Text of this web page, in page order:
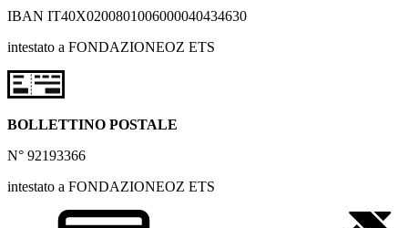
IBAN IT40X0200801006000040434630
intestato a FONDAZIONEOZ ETS
BOLLETTINO POSTALE
N° 92193366
intestato a FONDAZIONEOZ ETS